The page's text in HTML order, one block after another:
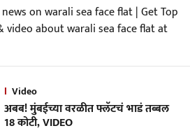
on warali sea face flat | Get Top
video about warali sea face flat at
Video
अबब! मुंबईच्या वरळीत फ्लॅटचं भाडं तब्बल
18 कोटी, VIDEO